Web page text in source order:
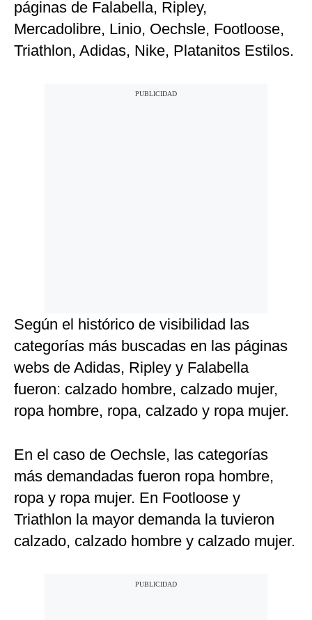
páginas de Falabella, Ripley,
Mercadolibre, Linio, Oechsle, Footloose,
Triathlon, Adidas, Nike, Platanitos Estilos.
Según el histórico de visibilidad las
categorías más buscadas en las páginas
webs de Adidas, Ripley y Falabella
fueron: calzado hombre, calzado mujer,
ropa hombre, ropa, calzado y ropa mujer.
En el caso de Oechsle, las categorías
más demandadas fueron ropa hombre,
ropa y ropa mujer. En Footloose y
Triathlon la mayor demanda la tuvieron
calzado, calzado hombre y calzado mujer.